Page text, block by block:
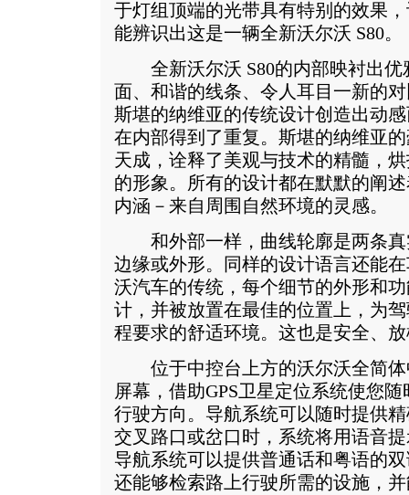
于灯组顶端的光带具有特别的效果
能辨识出这是一辆全新沃尔沃 S80。
全新沃尔沃 S80的内部映衬出优
面、和谐的线条、令人耳目一新的
斯堪的纳维亚的传统设计创造出动
在内部得到了重复。斯堪的纳维亚
天成，诠释了美观与技术的精髓，
的形象。所有的设计都在默默的阐
内涵－来自周围自然环境的灵感。
和外部一样，曲线轮廓是两条真
边缘或外形。同样的设计语言还能
沃汽车的传统，每个细节的外形和
计，并被放置在最佳的位置上，为
程要求的舒适环境。这也是安全、
位于中控台上方的沃尔沃全简体
屏幕，借助GPS卫星定位系统使您
行驶方向。导航系统可以随时提供
交叉路口或岔口时，系统将用语音
导航系统可以提供普通话和粤语的
还能够检索路上行驶所需的设施，